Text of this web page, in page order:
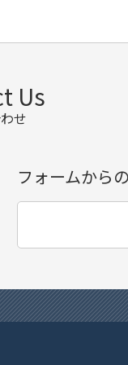
Us
せ
フォームから